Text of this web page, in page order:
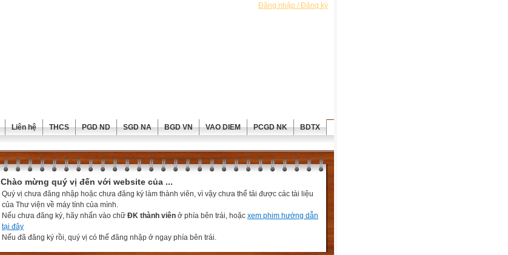
Đăng nhập / Đăng ký
Liên hệ THCS PGD ND SGD NA BGD VN VAO DIEM PCGD NK
BDTX
Chào mừng quý vị đến với website của ...
Quý vị chưa đăng nhập hoặc chưa đăng ký làm thành viên, vì vậy chưa thể tải được các tài liệu
của Thư viện về máy tính của mình.
Nếu chưa đăng ký, hãy nhấn vào chữ ĐK thành viên ở phía bên trái, hoặc xem phim hướng dẫn
tại đây
Nếu đã đăng ký rồi, quý vị có thể đăng nhập ở ngay phía bên trái.